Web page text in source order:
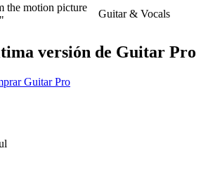
the motion picture
Guitar & Vocals
versión de Guitar Pro
Guitar Pro